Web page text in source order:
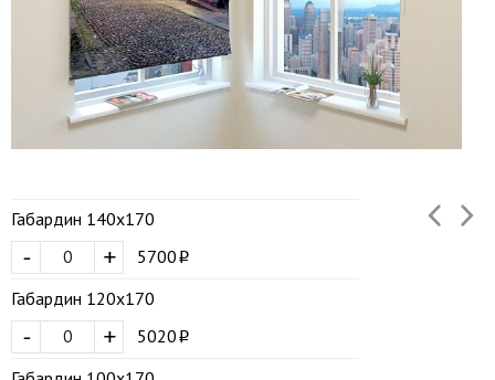
Габардин 140х170
+
-
5700
Габардин 120х170
+
-
5020